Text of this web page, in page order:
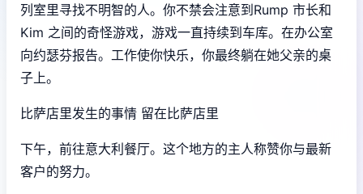
列室里寻找不明智的人。你不禁会注意到Rump 市长和
Kim 之间的奇怪游戏，游戏一直持续到车库。在办公室
向约瑟芬报告。工作使你快乐，你最终躺在她父亲的桌
子上。
比萨店里发生的事情 留在比萨店里
下午，前往意大利餐厅。这个地方的主人称赞你与最新
客户的努力。